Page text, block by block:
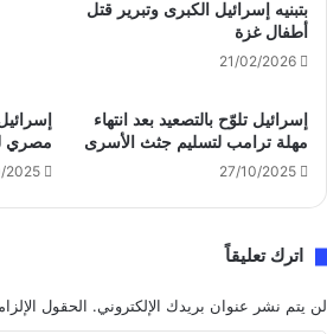
بتبنيه إسرائيل الكبرى وتبرير قتل
أطفال غزة
21/02/2026
إسرائيل تلوّح بالتصعيد بعد انتهاء
مهلة ترامب لتسليم جثث الأسرى
27/10/2025
مصري
2025
اترك تعليقاً
لن يتم نشر عنوان بريدك الإلكتروني. الحقول